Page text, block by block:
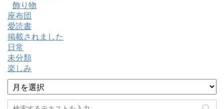
飾り物
座布団
愛読書
掲載されました
日常
未分類
楽しみ
ア
ー
カ